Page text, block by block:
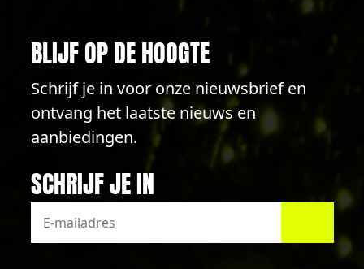
BLIJF OP DE HOOGTE
Schrijf je in voor onze nieuwsbrief en
ontvang het laatste nieuws en
aanbiedingen.
SCHRIJF JE IN